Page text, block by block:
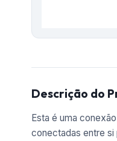
Descrição do
Esta é uma
conectadas entre si